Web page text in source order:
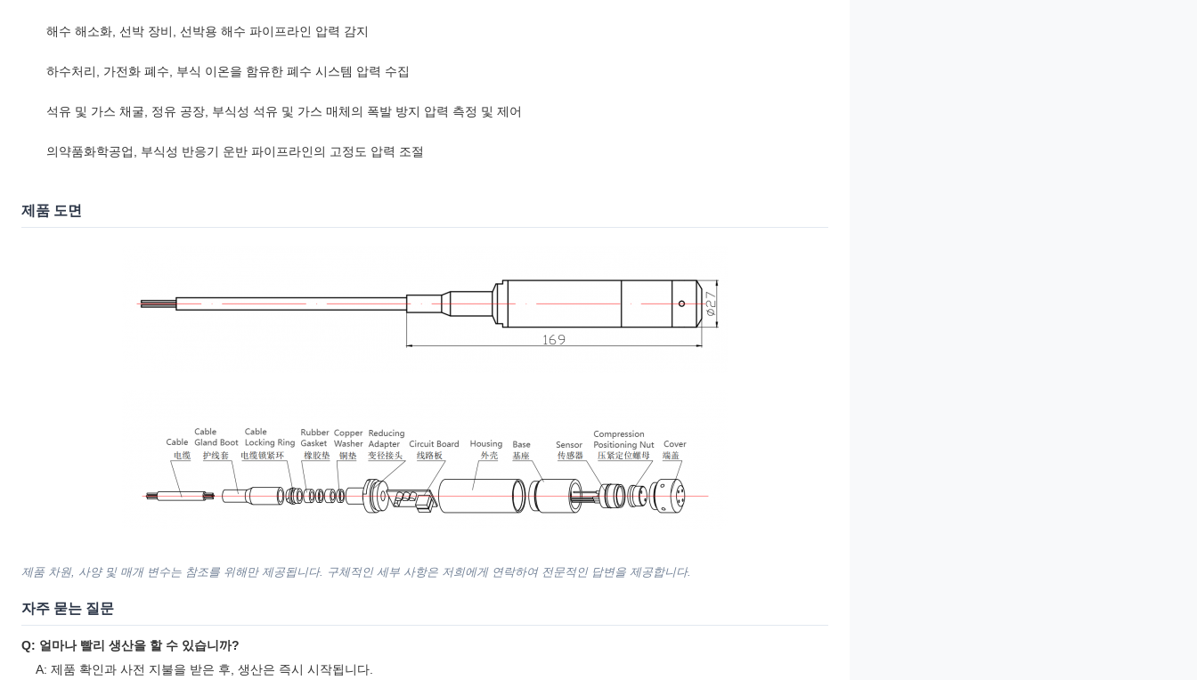
해수 해소화, 선박 장비, 선박용 해수 파이프라인 압력 감지
하수처리, 가전화 폐수, 부식 이온을 함유한 폐수 시스템 압력 수집
석유 및 가스 채굴, 정유 공장, 부식성 석유 및 가스 매체의 폭발 방지 압력 측정 및 제어
의약품화학공업, 부식성 반응기 운반 파이프라인의 고정도 압력 조절
제품 도면
제품 차원, 사양 및 매개 변수는 참조를 위해만 제공됩니다. 구체적인 세부 사항은 저희에게 연락하여 전문적인 답변을 제공합니다.
자주 묻는 질문
Q: 얼마나 빨리 생산을 할 수 있습니까?
A: 제품 확인과 사전 지불을 받은 후, 생산은 즉시 시작됩니다.